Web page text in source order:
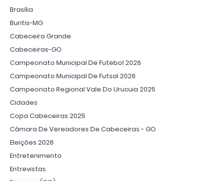
Brasília
Buritis-MG
Cabeceira Grande
Cabeceiras-GO
Campeonato Municipal De Futebol 2026
Campeonato Municipal De Futsal 2026
Campeonato Regional Vale Do Urucuia 2025
Cidades
Copa Cabeceiras 2025
Câmara De Vereadores De Cabeceiras - GO
Eleições 2026
Entretenimento
Entrevistas